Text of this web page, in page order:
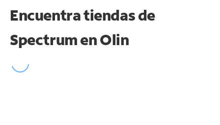
Encuentra tiendas de
Spectrum enOlin